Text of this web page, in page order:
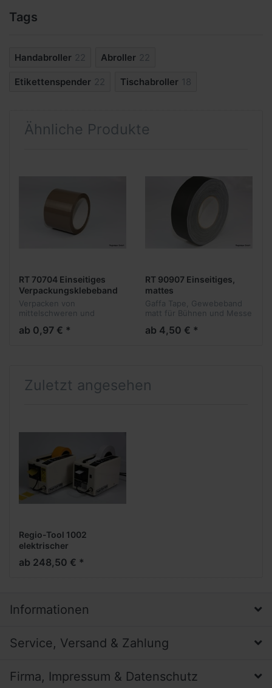
Tags
Handabroller 22 Abroller 22
Etikettenspender 22 Tischabroller 18
Ähnliche Produkte
RT 70704 Einseitiges
Verpackungsklebeband
leise abrollend
Verpacken von
mittelschweren und
Einseitig klebendes, 0,05
ab 0,97 € *
RT 90907 Einseitiges,
mattes
Gewebeklebeband 0,30
mm Dicke
Gaffa Tape, Gewebeband
matt für Bühnen und Messe
bedruckbar
ab 4,50 € *
Zuletzt angesehen
Regio-Tool 1002
elektrischer
Klebebandspender bis 50
mm Bandbreite
ab 248,50 € *
Informationen
Service, Versand & Zahlung
Firma, Impressum & Datenschutz